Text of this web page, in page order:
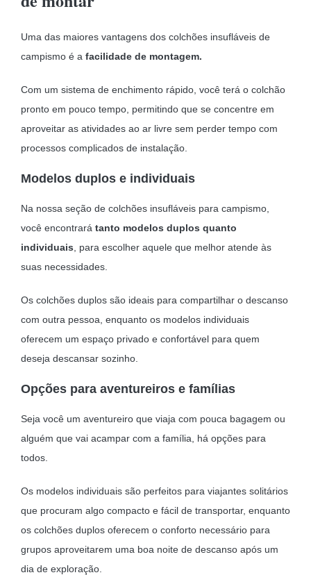
Uma das maiores vantagens dos colchões insufláveis de
campismo é a facilidade de montagem.
Com um sistema de enchimento rápido, você terá o colchão
pronto em pouco tempo, permitindo que se concentre em
aproveitar as atividades ao ar livre sem perder tempo com
processos complicados de instalação.
Modelos duplos e individuais
Na nossa seção de colchões insufláveis para campismo,
você encontrará tanto modelos duplos quanto
individuais , para escolher aquele que melhor atende às
suas necessidades.
Os colchões duplos são ideais para compartilhar o descanso
com outra pessoa, enquanto os modelos individuais
oferecem um espaço privado e confortável para quem
deseja descansar sozinho.
Opções para aventureiros e famílias
Seja você um aventureiro que viaja com pouca bagagem ou
alguém que vai acampar com a família, há opções para
todos.
Os modelos individuais são perfeitos para viajantes solitários
que procuram algo compacto e fácil de transportar, enquanto
os colchões duplos oferecem o conforto necessário para
grupos aproveitarem uma boa noite de descanso após um
dia de exploração.